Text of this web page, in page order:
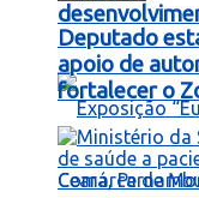
Deputado
apoio de
fortalecer o